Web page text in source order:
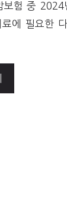
보험 중 2024
에 필요한